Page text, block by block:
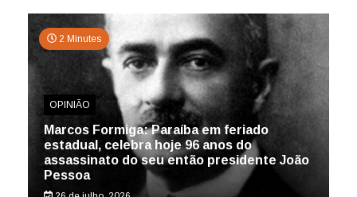
2 Minutes
OPINIÃO
Marcos Formiga: Paraíba em feriado
estadual, celebra hoje 96 anos do
assassinato do seu então presidente João
Pessoa